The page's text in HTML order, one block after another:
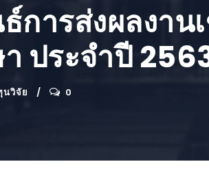
การส่งผลงาน
ประจำปี
วิจัย 0